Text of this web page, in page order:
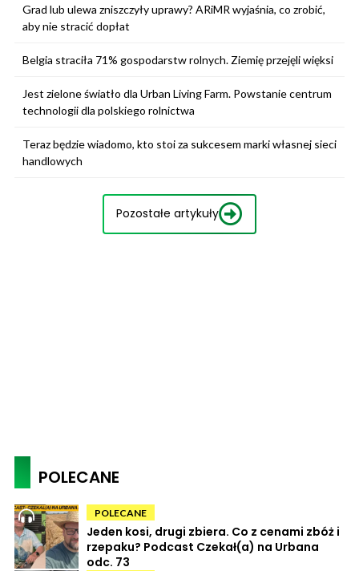
Grad lub ulewa zniszczyły uprawy? ARiMR wyjaśnia, co zrobić,
aby nie stracić dopłat
Belgia straciła 71% gospodarstw rolnych. Ziemię przejęli więksi
Jest zielone światło dla Urban Living Farm. Powstanie centrum
technologii dla polskiego rolnictwa
Teraz będzie wiadomo, kto stoi za sukcesem marki własnej sieci
handlowych
Pozostałe artykuły
POLECANE
POLECANE
Jeden kosi, drugi zbiera. Co z cenami zbóż i
rzepaku? Podcast Czekał(a) na Urbana
odc. 73